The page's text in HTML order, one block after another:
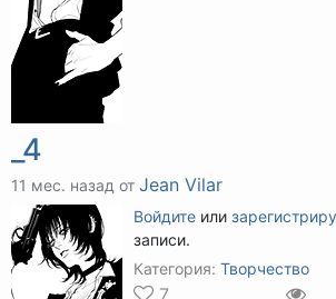
_4
11 мес. назад от Jean Vilar
Войдите или
записи.
Категория: Творчество
7